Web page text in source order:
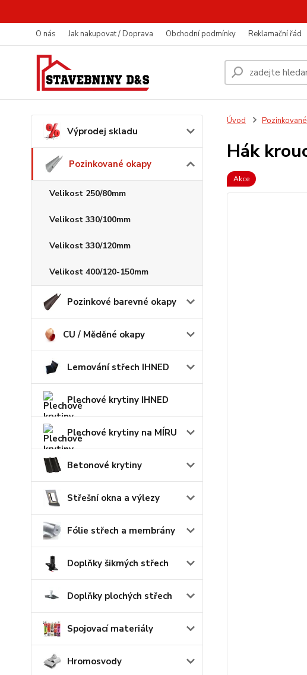
O nás Jak nakupovat / Doprava Obchodní podmínky Reklamační řád
Výprodej skladu
Pozinkované okapy
Velikost 250/80mm
Velikost 330/100mm
Velikost 330/120mm
Velikost 400/120-150mm
Pozinkové barevné okapy
CU / Měděné okapy
Lemování střech IHNED
Plechové krytiny IHNED
Plechové krytiny na MÍRU
Betonové krytiny
Střešní okna a výlezy
Fólie střech a membrány
Doplňky šikmých střech
Doplňky plochých střech
Spojovací materiály
Hromosvody
Úvod
Hák
Akce